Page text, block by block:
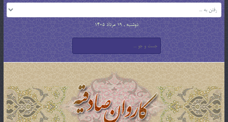
دوشنبه , 19 مرداد 1405